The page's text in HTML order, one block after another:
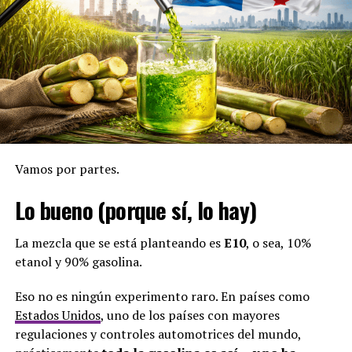
Exmagistrada de la Corte Suprema de Justicia, nombrada
porJuan Carlos Varela.
Votó a favor deArquesio Ariasen el caso de abuso sexual
contra múltiples niñas en la Comarca Guna Yala.
No pudo defenderlas a ellas… ¿y ahora va a poder
Ricardo Valencia
Actualmente suplente de una abogada vinculada a casos
de narcotráfico y de un lavador prófugo.
Y tampoco olvidemos aquel episodio donde,
literalmente,se le olvidó quitarse el esmalte antes
de tomar posesióncomo suplente.
Vamos por partes.
Lo bueno (porque sí, lo hay)
La mezcla que se está planteando esE10, o sea, 10%
etanol y 90% gasolina.
Eso no es ningún experimento raro. En países como
Estados Unidos, uno de los países con mayores
regulaciones y controles automotrices del mundo,